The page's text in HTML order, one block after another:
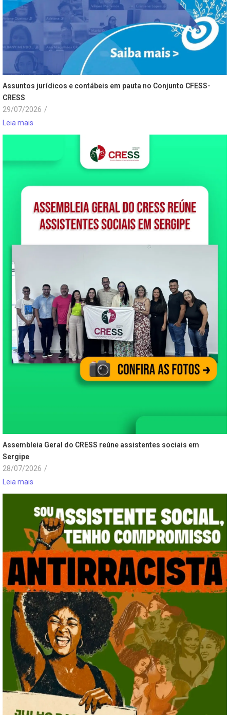
Assuntos jurídicos e contábeis em pauta no Conjunto CFESS-
CRESS
29/07/2026 /
Leia mais
Assembleia Geral do CRESS reúne assistentes sociais em
Sergipe
28/07/2026 /
Leia mais